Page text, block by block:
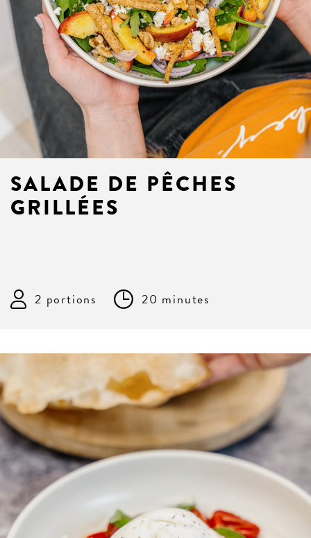
SALADE DE PÊCHES
GRILLÉES
2 portions 20 minutes